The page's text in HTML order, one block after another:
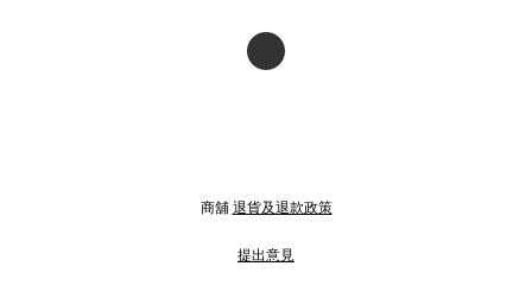
商舖 退貨及退款政策
提出意見